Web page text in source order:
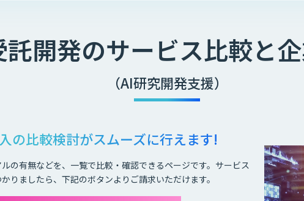
開発のサービス比較と
（AI研究開発支援）
の比較検討がスムーズに行えます!
の有無などを、一覧で比較・確認できるページです。サービス
りましたら、下記のボタンよりご請求いただけます。